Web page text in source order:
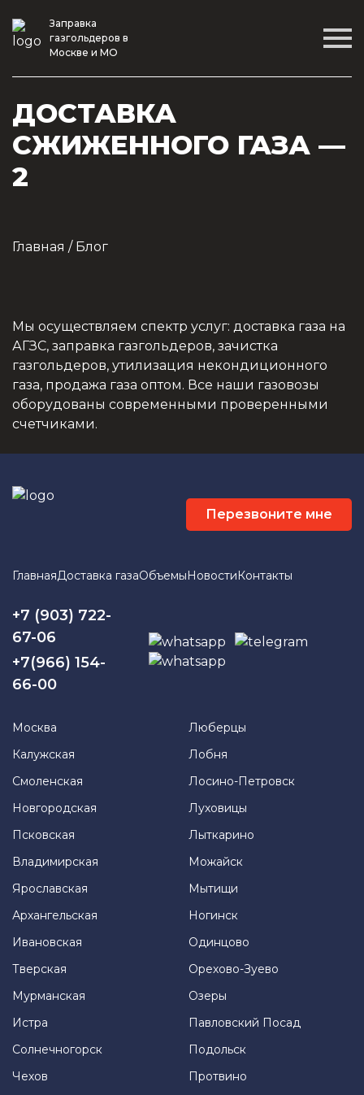
Заправка
газгольдеров в
Москве и МО
ДОСТАВКА
СЖИЖЕННОГО ГАЗА —
2
Главная / Блог
Мы осуществляем спектр услуг: доставка газа на
АГЗС, заправка газгольдеров, зачистка
газгольдеров, утилизация некондиционного
газа, продажа газа оптом. Все наши газовозы
оборудованы современными проверенными
счетчиками.
ГлавнаяДоставка газаОбъемыНовостиКонтакты
Перезвоните мне
+7 (903) 722-
67-06
+7(966) 154-
66-00
Москва
Калужская
Смоленская
Новгородская
Псковская
Владимирская
Ярославская
Архангельская
Ивановская
Тверская
Мурманская
Истра
Солнечногорск
Чехов
Люберцы
Лобня
Лосино-Петровск
Луховицы
Лыткарино
Можайск
Мытищи
Ногинск
Одинцово
Орехово-Зуево
Озеры
Павловский Посад
Подольск
Протвино